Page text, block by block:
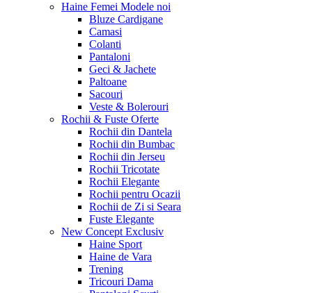
Haine Femei Modele noi
Bluze Cardigane
Camasi
Colanti
Pantaloni
Geci & Jachete
Paltoane
Sacouri
Veste & Bolerouri
Rochii & Fuste Oferte
Rochii din Dantela
Rochii din Bumbac
Rochii din Jerseu
Rochii Tricotate
Rochii Elegante
Rochii pentru Ocazii
Rochii de Zi si Seara
Fuste Elegante
New Concept Exclusiv
Haine Sport
Haine de Vara
Trening
Tricouri Dama